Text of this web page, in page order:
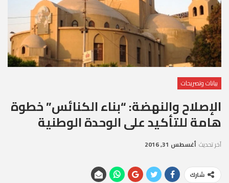
بيانات وتصريحات
الإصلاح والنهضة: “بناء الكنائس” خطوة
هامة للتأكيد على الوحدة الوطنية
آخر تحديث أغسطس 31, 2016
شارك